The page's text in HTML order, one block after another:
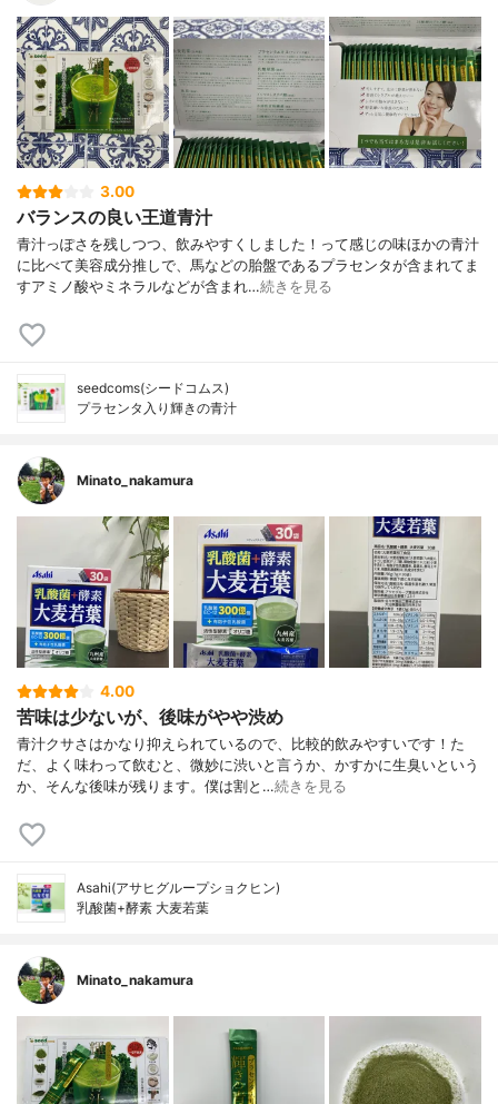
3.00
バランスの良い王道青汁
青汁っぽさを残しつつ、飲みやすくしました！って感じの味ほかの青汁
に比べて美容成分推しで、馬などの胎盤であるプラセンタが含まれてま
すアミノ酸やミネラルなどが含まれ…続きを見る
seedcoms(シードコムス)
プラセンタ入り輝きの青汁
Minato_nakamura
4.00
苦味は少ないが、後味がやや渋め
青汁クサさはかなり抑えられているので、比較的飲みやすいです！た
だ、よく味わって飲むと、微妙に渋いと言うか、かすかに生臭いという
か、そんな後味が残ります。僕は割と…続きを見る
Asahi(アサヒグループショクヒン)
乳酸菌+酵素 大麦若葉
Minato_nakamura